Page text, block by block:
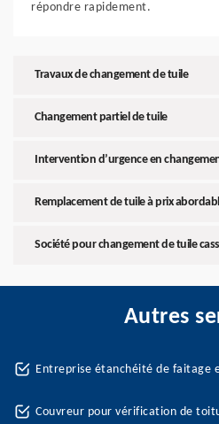
répondre rapidement.
Travaux de changement de tuile
Changement partiel de tuile
Intervention d’urgence en
Remplacement de tuile à prix
Société pour changement de tuile
Autres
Entreprise étanchéité de faitage
Couvreur pour vérification de